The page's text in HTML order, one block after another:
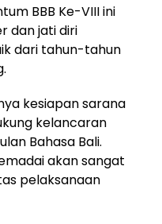
BBB Ke-VIII ini
dan jati diri
dari tahun-tahun
kesiapan sarana
kelancaran
Bahasa Bali.
akan sangat
pelaksanaan